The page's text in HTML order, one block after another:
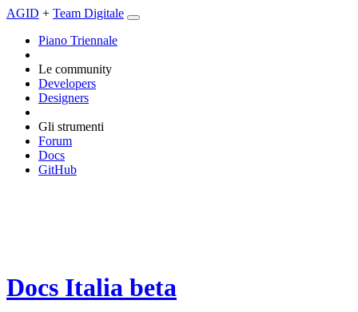
AGID + Team Digitale
Piano Triennale
Le community
Developers
Designers
Gli strumenti
Forum
Docs
GitHub
Docs Italia beta